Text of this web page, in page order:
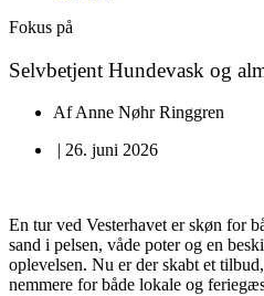
Fokus på
Selvbetjent Hundevask og
AfAnne Nøhr Ringgren
| 26. juni 2026
En tur ved Vesterhavet er skøn for
sand i pelsen, våde poter og en
oplevelsen. Nu er der skabt et
nemmere for både lokale og